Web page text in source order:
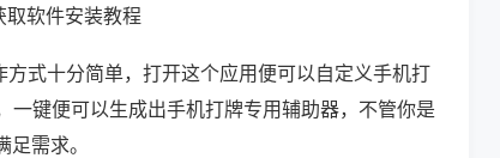
软件安装教程
式十分简单，打开这个应用便可以自定义手机打
键便可以生成出手机打牌专用辅助器，不管你是
需求。